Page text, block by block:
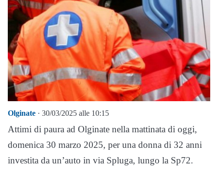
Olginate · 30/03/2025 alle 10:15
Attimi di paura ad Olginate nella mattinata di oggi,
domenica 30 marzo 2025, per una donna di 32 anni
investita da un’auto in via Spluga, lungo la Sp72.